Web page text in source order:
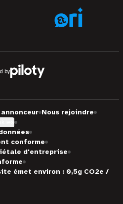
by
Nous rejoindre
conforme
d'entreprise
émet environ : 0,5g CO2e /